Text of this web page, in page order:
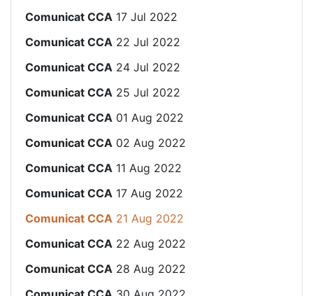
Comunicat CCA 17 Jul 2022
Comunicat CCA 22 Jul 2022
Comunicat CCA 24 Jul 2022
Comunicat CCA 25 Jul 2022
Comunicat CCA 01 Aug 2022
Comunicat CCA 02 Aug 2022
Comunicat CCA 11 Aug 2022
Comunicat CCA 17 Aug 2022
Comunicat CCA 21 Aug 2022
Comunicat CCA 22 Aug 2022
Comunicat CCA 28 Aug 2022